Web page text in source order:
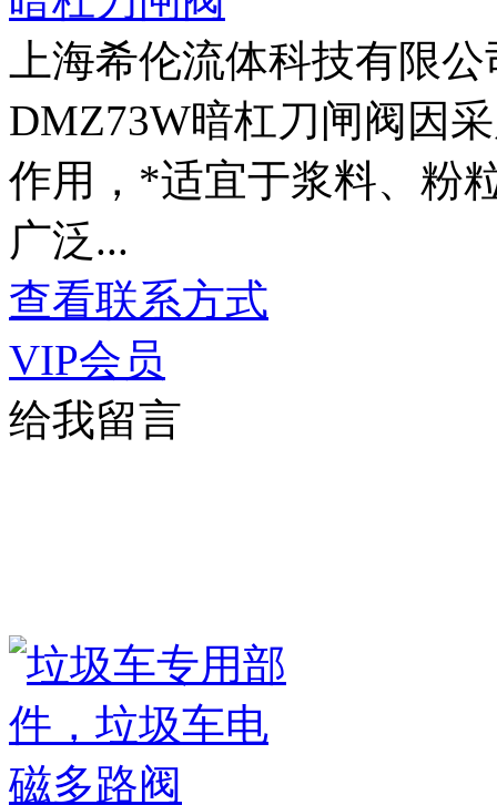
上海希伦流体科技有限公
DMZ73W暗杠刀闸阀因
作用，*适宜于浆料、粉
广泛...
查看联系方式
VIP会员
给我留言